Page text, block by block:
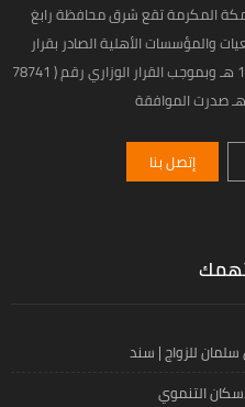
مكة المكرمة تقع شرق محافظة رابغ
والمؤسسات الأهلية الصادر بقرار
مجلس الوزراء رقم ( 61 ) وتاريخ 18/2/1437 هـ وبموجب القرار الوزاري رقم ( 78741
إتصل بنا
سلمان للزواج | سند
التنموي